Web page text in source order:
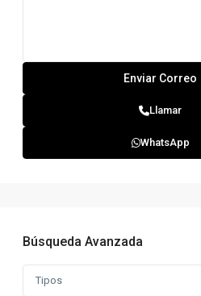
Llamar
WhatsApp
Búsqueda Avanzada
Tipos